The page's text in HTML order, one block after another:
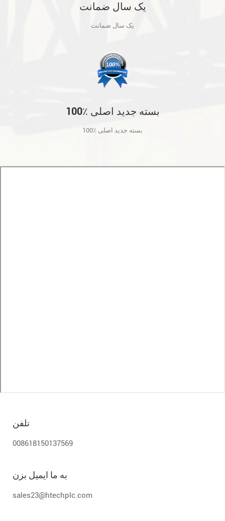
یک سال ضمانت
یک سال ضمانت
100٪ بسته جدید اصلی
100٪ بسته جدید اصلی
تلفن
008618150137569
به ما ایمیل بزن
sales23@htechplc.com